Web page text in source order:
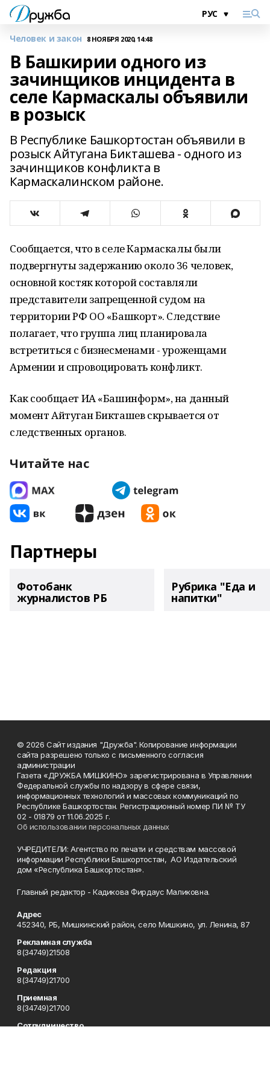
Человек и закон 8 НОЯБРЯ 2020, 14:48
В Башкирии одного из
зачинщиков инцидента в
селе Кармаскалы объявили
в розыск
В Республике Башкортостан объявили в
розыск Айтугана Бикташева - одного из
зачинщиков конфликта в
Кармаскалинском районе.
Сообщается, что в селе Кармаскалы были
подвергнуты задержанию около 36 человек,
основной костяк которой составляли
представители запрещенной судом на
территории РФ ОО «Башкорт». Следствие
полагает, что группа лиц планировала
встретиться с бизнесменами - уроженцами
Армении и спровоцировать конфликт.
Как сообщает ИА «Башинформ», на данный
момент Айтуган Бикташев скрывается от
следственных органов.
Читайте нас
Партнеры
Фотобанк
журналистов РБ
Рубрика "Еда и
напитки"
© 2026 Сайт издания "Дружба". Копирование информации
сайта разрешено только с письменного согласия
администрации
Газета «ДРУЖБА МИШКИНО» зарегистрирована в Управлении
Федеральной службы по надзору в сфере связи,
информационных технологий и массовых коммуникаций по
Республике Башкортостан. Регистрационный номер ПИ № ТУ
02 - 01879 от 11.06.2025 г.
Об использовании персональных данных
УЧРЕДИТЕЛИ: Агентство по печати и средствам массовой
информации Республики Башкортостан, АО Издательский
дом «Республика Башкортостан».
Главный редактор - Кадикова Фирдаус Маликовна.
Адрес
452340, РБ, Мишкинский район, село Мишкино, ул. Ленина, 87
Рекламная служба
8(34749)21508
Редакция
8(34749)21700
Приемная
8(34749)21700
Сотрудничество